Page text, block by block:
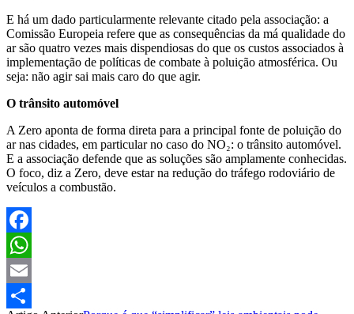
E há um dado particularmente relevante citado pela associação: a
Comissão Europeia refere que as consequências da má qualidade do
ar são quatro vezes mais dispendiosas do que os custos associados à
implementação de políticas de combate à poluição atmosférica. Ou
seja: não agir sai mais caro do que agir.
O trânsito automóvel
A Zero aponta de forma direta para a principal fonte de poluição do
ar nas cidades, em particular no caso do NO₂: o trânsito automóvel.
E a associação defende que as soluções são amplamente conhecidas.
O foco, diz a Zero, deve estar na redução do tráfego rodoviário de
veículos a combustão.
Facebook
WhatsApp
Email